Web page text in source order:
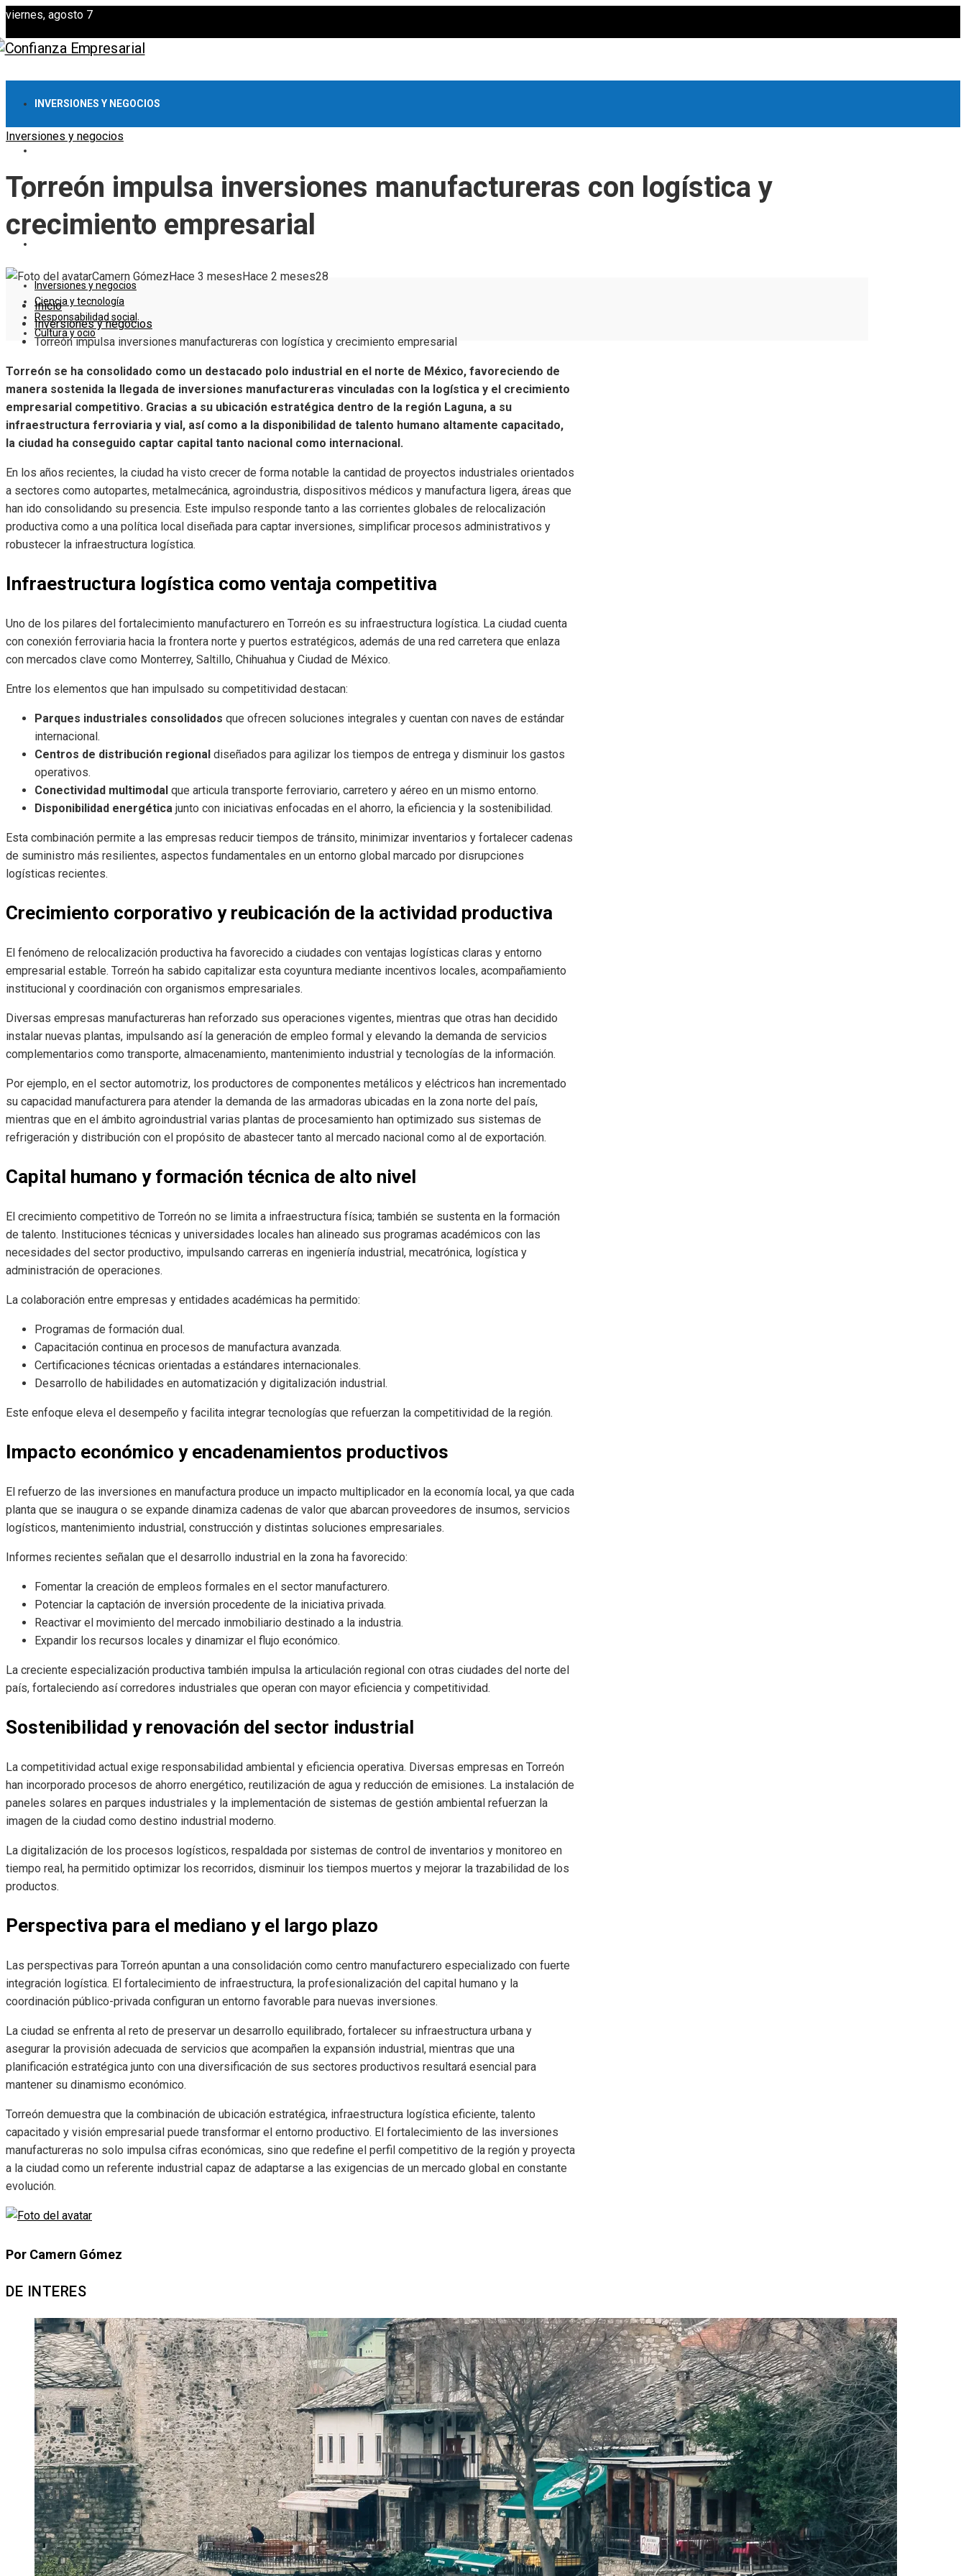
viernes, agosto 7
INVERSIONES Y NEGOCIOS
RESPONSABILIDAD SOCIAL
Inversiones y negocios
Ciencia y tecnología
Responsabilidad social
Cultura y ocio
Inversiones y negocios
Torreón impulsa inversiones manufactureras con logística y
crecimiento empresarial
Camern Gómez Hace 3 meses Hace 2 meses28
Inicio
Inversiones y negocios
Torreón impulsa inversiones manufactureras con logística y crecimiento empresarial
Torreón se ha consolidado como un destacado polo industrial en el norte de México, favoreciendo de
manera sostenida la llegada de inversiones manufactureras vinculadas con la logística y el crecimiento
empresarial competitivo. Gracias a su ubicación estratégica dentro de la región Laguna, a su
infraestructura ferroviaria y vial, así como a la disponibilidad de talento humano altamente capacitado,
la ciudad ha conseguido captar capital tanto nacional como internacional.
En los años recientes, la ciudad ha visto crecer de forma notable la cantidad de proyectos industriales orientados
a sectores como autopartes, metalmecánica, agroindustria, dispositivos médicos y manufactura ligera, áreas que
han ido consolidando su presencia. Este impulso responde tanto a las corrientes globales de relocalización
productiva como a una política local diseñada para captar inversiones, simplificar procesos administrativos y
robustecer la infraestructura logística.
Infraestructura logística como ventaja competitiva
Uno de los pilares del fortalecimiento manufacturero en Torreón es su infraestructura logística. La ciudad cuenta
con conexión ferroviaria hacia la frontera norte y puertos estratégicos, además de una red carretera que enlaza
con mercados clave como Monterrey, Saltillo, Chihuahua y Ciudad de México.
Entre los elementos que han impulsado su competitividad destacan:
Parques industriales consolidados que ofrecen soluciones integrales y cuentan con naves de estándar
internacional.
Centros de distribución regional diseñados para agilizar los tiempos de entrega y disminuir los gastos
operativos.
Conectividad multimodal que articula transporte ferroviario, carretero y aéreo en un mismo entorno.
Disponibilidad energética junto con iniciativas enfocadas en el ahorro, la eficiencia y la sostenibilidad.
Esta combinación permite a las empresas reducir tiempos de tránsito, minimizar inventarios y fortalecer cadenas
de suministro más resilientes, aspectos fundamentales en un entorno global marcado por disrupciones
logísticas recientes.
Crecimiento corporativo y reubicación de la actividad productiva
El fenómeno de relocalización productiva ha favorecido a ciudades con ventajas logísticas claras y entorno
empresarial estable. Torreón ha sabido capitalizar esta coyuntura mediante incentivos locales, acompañamiento
institucional y coordinación con organismos empresariales.
Diversas empresas manufactureras han reforzado sus operaciones vigentes, mientras que otras han decidido
instalar nuevas plantas, impulsando así la generación de empleo formal y elevando la demanda de servicios
complementarios como transporte, almacenamiento, mantenimiento industrial y tecnologías de la información.
Por ejemplo, en el sector automotriz, los productores de componentes metálicos y eléctricos han incrementado
su capacidad manufacturera para atender la demanda de las armadoras ubicadas en la zona norte del país,
mientras que en el ámbito agroindustrial varias plantas de procesamiento han optimizado sus sistemas de
refrigeración y distribución con el propósito de abastecer tanto al mercado nacional como al de exportación.
Capital humano y formación técnica de alto nivel
El crecimiento competitivo de Torreón no se limita a infraestructura física; también se sustenta en la formación
de talento. Instituciones técnicas y universidades locales han alineado sus programas académicos con las
necesidades del sector productivo, impulsando carreras en ingeniería industrial, mecatrónica, logística y
administración de operaciones.
La colaboración entre empresas y entidades académicas ha permitido:
Programas de formación dual.
Capacitación continua en procesos de manufactura avanzada.
Certificaciones técnicas orientadas a estándares internacionales.
Desarrollo de habilidades en automatización y digitalización industrial.
Este enfoque eleva el desempeño y facilita integrar tecnologías que refuerzan la competitividad de la región.
Impacto económico y encadenamientos productivos
El refuerzo de las inversiones en manufactura produce un impacto multiplicador en la economía local, ya que cada
planta que se inaugura o se expande dinamiza cadenas de valor que abarcan proveedores de insumos, servicios
logísticos, mantenimiento industrial, construcción y distintas soluciones empresariales.
Informes recientes señalan que el desarrollo industrial en la zona ha favorecido:
Fomentar la creación de empleos formales en el sector manufacturero.
Potenciar la captación de inversión procedente de la iniciativa privada.
Reactivar el movimiento del mercado inmobiliario destinado a la industria.
Expandir los recursos locales y dinamizar el flujo económico.
La creciente especialización productiva también impulsa la articulación regional con otras ciudades del norte del
país, fortaleciendo así corredores industriales que operan con mayor eficiencia y competitividad.
Sostenibilidad y renovación del sector industrial
La competitividad actual exige responsabilidad ambiental y eficiencia operativa. Diversas empresas en Torreón
han incorporado procesos de ahorro energético, reutilización de agua y reducción de emisiones. La instalación de
paneles solares en parques industriales y la implementación de sistemas de gestión ambiental refuerzan la
imagen de la ciudad como destino industrial moderno.
La digitalización de los procesos logísticos, respaldada por sistemas de control de inventarios y monitoreo en
tiempo real, ha permitido optimizar los recorridos, disminuir los tiempos muertos y mejorar la trazabilidad de los
productos.
Perspectiva para el mediano y el largo plazo
Las perspectivas para Torreón apuntan a una consolidación como centro manufacturero especializado con fuerte
integración logística. El fortalecimiento de infraestructura, la profesionalización del capital humano y la
coordinación público-privada configuran un entorno favorable para nuevas inversiones.
La ciudad se enfrenta al reto de preservar un desarrollo equilibrado, fortalecer su infraestructura urbana y
asegurar la provisión adecuada de servicios que acompañen la expansión industrial, mientras que una
planificación estratégica junto con una diversificación de sus sectores productivos resultará esencial para
mantener su dinamismo económico.
Torreón demuestra que la combinación de ubicación estratégica, infraestructura logística eficiente, talento
capacitado y visión empresarial puede transformar el entorno productivo. El fortalecimiento de las inversiones
manufactureras no solo impulsa cifras económicas, sino que redefine el perfil competitivo de la región y proyecta
a la ciudad como un referente industrial capaz de adaptarse a las exigencias de un mercado global en constante
evolución.
Por Camern Gómez
DE INTERES